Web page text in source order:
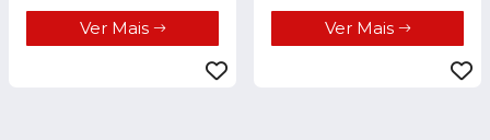
Ver Mais Ver Mais